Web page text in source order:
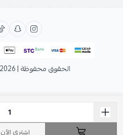
اشتري الآن
الحقوق محفوظة | 2026